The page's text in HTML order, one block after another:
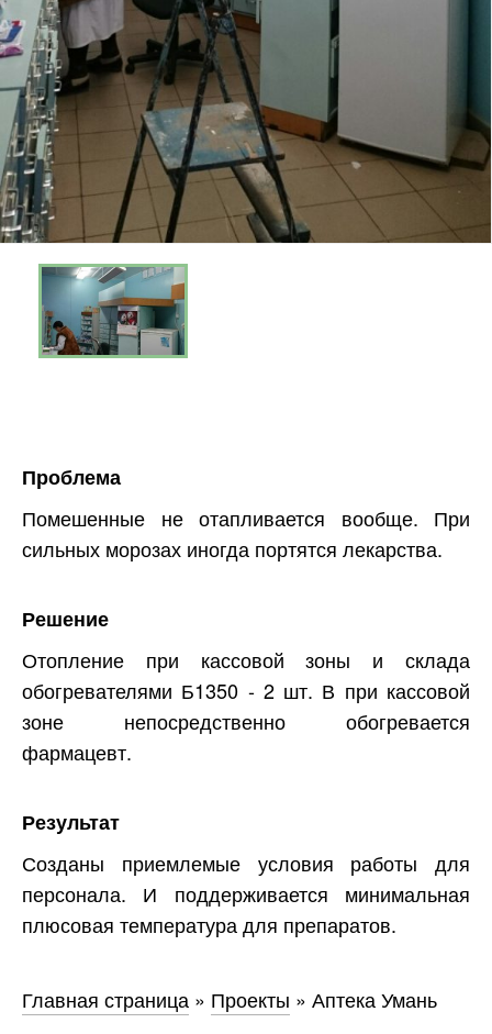
Проблема
Помешенные не отапливается вообще. При
сильных морозах иногда портятся лекарства.
Решение
Отопление при кассовой зоны и склада
обогревателями Б1350 - 2 шт. В при кассовой
зоне непосредственно обогревается
фармацевт.
Результат
Созданы приемлемые условия работы для
персонала. И поддерживается минимальная
плюсовая температура для препаратов.
Главная страница » Проекты » Аптека Умань